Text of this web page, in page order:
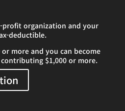
profit organization and your
deductible.
more and you can become
$1,000 or more.